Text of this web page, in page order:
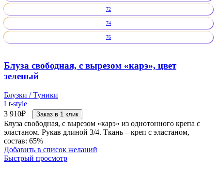
72
74
76
Блуза свободная, с вырезом «карэ», цвет
зеленый
Блузки / Туники
Lt-style
3 910₽ Заказ в 1 клик
Блуза свободная, с вырезом «карэ» из однотонного крепа с
эластаном. Рукав длиной 3/4. Ткань – креп с эластаном,
состав: 65%
Добавить в список желаний
Быстрый просмотр